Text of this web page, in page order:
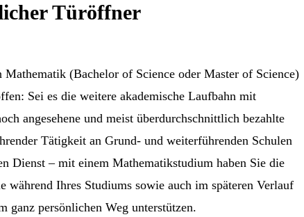
Türöffner
(Bachelor of Science oder Master of Science)
Sei es die weitere akademische Laufbahn mit
angesehene und meist überdurchschnittlich bezahlte
Tätigkeit an Grund- und weiterführenden Schulen
Dienst – mit einem Mathematikstudium haben Sie die
Ihres Studiums sowie auch im späteren Verlauf
ganz persönlichen Weg unterstützen.